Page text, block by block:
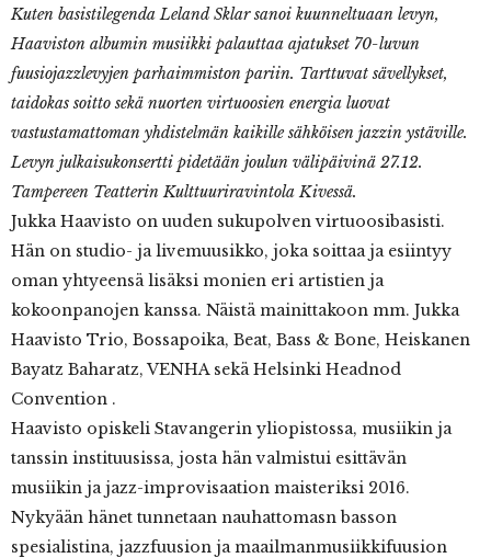
Kuten basistilegenda Leland Sklar sanoi kuunneltuaan levyn,
Haaviston albumin musiikki palauttaa ajatukset 70-luvun
fuusiojazzlevyjen parhaimmiston pariin. Tarttuvat sävellykset,
taidokas soitto sekä nuorten virtuoosien energia luovat
vastustamattoman yhdistelmän kaikille sähköisen jazzin ystäville.
Levyn julkaisukonsertti pidetään joulun välipäivinä 27.12.
Tampereen Teatterin Kulttuuriravintola Kivessä.
Jukka Haavisto on uuden sukupolven virtuoosibasisti.
Hän on studio- ja livemuusikko, joka soittaa ja esiintyy
oman yhtyeensä lisäksi monien eri artistien ja
kokoonpanojen kanssa. Näistä mainittakoon mm. Jukka
Haavisto Trio, Bossapoika, Beat, Bass & Bone, Heiskanen
Bayatz Baharatz, VENHA sekä Helsinki Headnod
Convention .
Haavisto opiskeli Stavangerin yliopistossa, musiikin ja
tanssin instituusissa, josta hän valmistui esittävän
musiikin ja jazz-improvisaation maisteriksi 2016.
Nykyään hänet tunnetaan nauhattomasn basson
spesialistina, jazzfuusion ja maailmanmusiikkifuusion